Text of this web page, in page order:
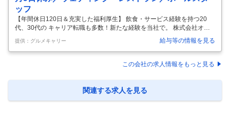
ッフ
【年間休日120日＆充実した福利厚生】 飲食・サービス経験を持つ20
代、30代の キャリア転職も多数！新たな経験を当社で。 株式会社オン
ザページについて 2026年4月1日に株式会社ノバレーゼと株式会社エス
クリが統合し生まれた「株式会社オンザページ」。 多彩なゲストハウス
やレストラン、ドレスショップの運営を行い、グループ企業を含め国内
外に約100拠点以上。 “特別な一日を彩る最高の料理”、“記憶に残る忘れ
たにスタートします。 ★新たな事業所もOPEN！オープニングスタッフ
としてのチャンス。 新店舗出店の計画も続々と進行中。202
提供：グルメキャリー 給与等の情報を見る
この会社の求人情報をもっと見る
関連する求人を見る